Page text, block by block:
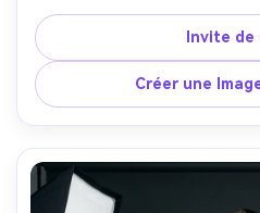
du lit, sourire détendu,
brillante sensation avec
56mm f/1.2, vertical 4:5,
texture photoréaliste de la
Invite de
Créer une